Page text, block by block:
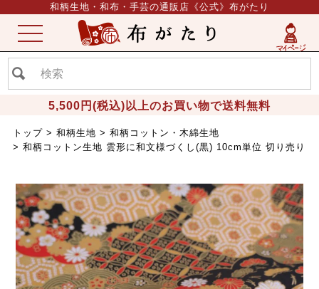
和柄生地・和布・手芸の通販店《公式》布がたり
5,500円(税込)以上のお買い物で送料無料
ME
NU
トップ 和柄生地
和柄コットン・木綿生地
和柄コットン生地 雲形に和文様づくし(黒) 10cm単位 切り売り